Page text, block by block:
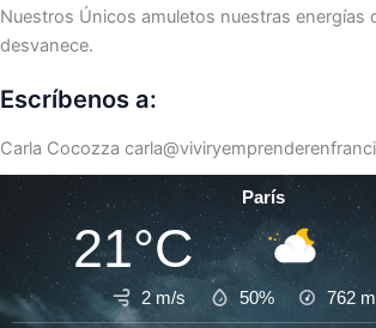
Nuestros Únicos amuletos nuestras energías
desvanece.
Escríbenos a:
Carla Cocozza
París
21°C
2 m/s 50% 762